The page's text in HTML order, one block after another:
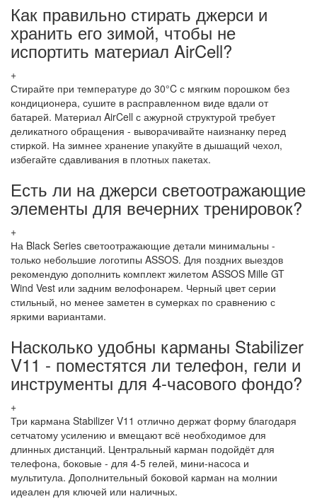
Как правильно стирать джерси и
хранить его зимой, чтобы не
испортить материал AirCell?
+
Стирайте при температуре до 30°C с мягким порошком без
кондиционера, сушите в расправленном виде вдали от
батарей. Материал AirCell с ажурной структурой требует
деликатного обращения - выворачивайте наизнанку перед
стиркой. На зимнее хранение упакуйте в дышащий чехол,
избегайте сдавливания в плотных пакетах.
Есть ли на джерси светоотражающие
элементы для вечерних тренировок?
+
На Black Series светоотражающие детали минимальны -
только небольшие логотипы ASSOS. Для поздних выездов
рекомендую дополнить комплект жилетом ASSOS Mille GT
Wind Vest или задним велофонарем. Черный цвет серии
стильный, но менее заметен в сумерках по сравнению с
яркими вариантами.
Насколько удобны карманы Stabilizer
V11 - поместятся ли телефон, гели и
инструменты для 4-часового фондо?
+
Три кармана Stabilizer V11 отлично держат форму благодаря
сетчатому усилению и вмещают всё необходимое для
длинных дистанций. Центральный карман подойдёт для
телефона, боковые - для 4-5 гелей, мини-насоса и
мультитула. Дополнительный боковой карман на молнии
идеален для ключей или наличных.